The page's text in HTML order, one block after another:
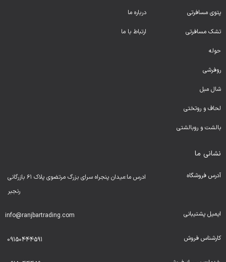
پتوی مسافرتی
تشک مسافرتی
حوله
روفرشی
شال مبل
لحاف و روتختی
بالشت و روبالشتی
درباره ما
ارتباط با ما
نشانی ما
آدرس فروشگاه
ادرس ما:میدان پنجراه سرای بزرگ مرتضوی پلاک ۶۱ بازرگانی
رنجبر
ایمیل پشتیبانی info@ranjbartrading.com
کارشناس فروش 09150444591